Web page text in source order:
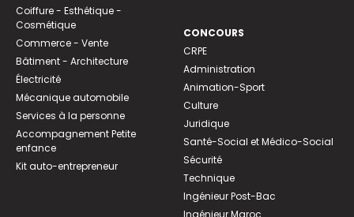
Coiffure - Esthétique -
Cosmétique
Commerce - Vente
Bâtiment - Architecture
Électricité
Mécanique automobile
Services à la personne
Accompagnement Petite
enfance
Kit auto-entrepreneur
CONCOURS
CRPE
Administration
Animation-Sport
Culture
Juridique
Santé-Social et Médico-Social
Sécurité
Technique
Ingénieur Post-Bac
Ingénieur Maroc